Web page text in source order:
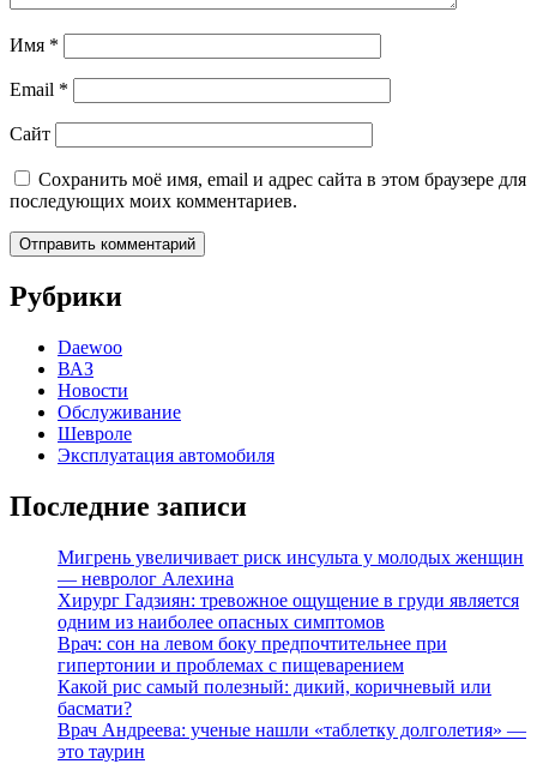
Имя *
Email *
Сайт
Сохранить моё имя, email и адрес сайта в этом браузере для
последующих моих комментариев.
Рубрики
Daewoo
ВАЗ
Новости
Обслуживание
Шевроле
Эксплуатация автомобиля
Последние записи
Мигрень увеличивает риск инсульта у молодых женщин
— невролог Алехина
Хирург Гадзиян: тревожное ощущение в груди является
одним из наиболее опасных симптомов
Врач: сон на левом боку предпочтительнее при
гипертонии и проблемах с пищеварением
Какой рис самый полезный: дикий, коричневый или
басмати?
Врач Андреева: ученые нашли «таблетку долголетия» —
это таурин